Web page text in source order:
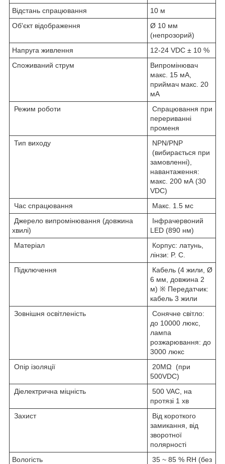
Відстань спрацювання
10 м
Об'єкт відображення
Ø 10 мм
(непрозорий)
Напруга живлення
12-24 VDC ± 10 %
Споживаний струм
Випромінювач
макс. 15 мА,
приймач макс. 20
мА
Режим роботи
Спрацювання при
перериванні
променя
Тип виходу
NPN/PNP
(вибирається при
замовленні),
навантаження:
макс. 200 мА (30
VDC)
Час спрацювання
Макс. 1.5 мс
Джерело випромінювання (довжина
хвилі)
Інфрачервоний
LED (890 нм)
Матеріал
Корпус: латунь,
лінзи: P. C.
Підключення
Кабель (4 жили, Ø
6 мм, довжина 2
м) ※ Передатчик:
кабель 3 жили
Зовнішня освітленість
Сонячне світло:
до 10000 люкс,
лампа
розжарювання: до
3000 люкс
Опір ізоляції
20MΩ (при
500VDC)
Діелектрична міцність
500 VAC, на
протязі 1 хв
Захист
Від короткого
замикання, від
зворотної
полярності
Вологість
35 ~ 85 % RH (без